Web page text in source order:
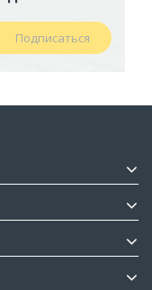
Подписаться